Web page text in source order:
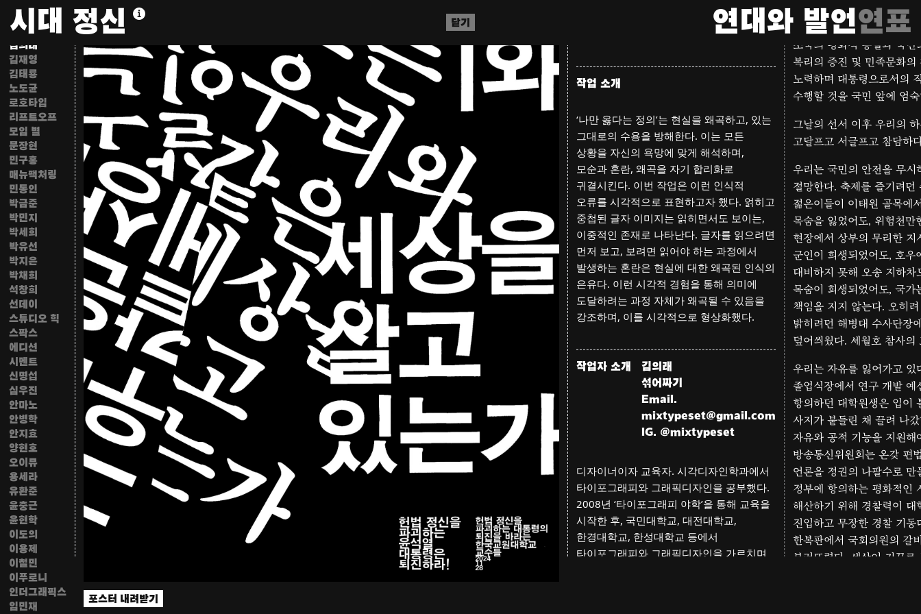
시대 정신 연대와 발언연표
닫기
김영철
김은지
김의래
김재영
김태룡
노도균
로호타입
리프트오프
모임 별
문장현
민구홍
매뉴팩처링
민동인
박금준
박민지
박세희
박유선
박지은
박채희
석창희
선데이
스튜디오 힉
스팍스
에디션
시멘트
신명섭
심우진
안마노
안병학
안지효
양현호
오이뮤
용세라
유환준
윤충근
윤현학
이도의
이용제
이철민
이푸로니
인더그래픽스
임민재
포스터 내려받기
헌법 정신을 파괴하는 대통령의 퇴진을
바라는 한국교원대학교 교수들
작업 소개
‘나만 옳다는 정의’는 현실을 왜곡하고, 있는
그대로의 수용을 방해한다. 이는 모든
상황을 자신의 욕망에 맞게 해석하며,
모순과 혼란, 왜곡을 자기 합리화로
귀결시킨다. 이번 작업은 이런 인식적
오류를 시각적으로 표현하고자 했다. 얽히고
중첩된 글자 이미지는 읽히면서도 보이는,
이중적인 존재로 나타난다. 글자를 읽으려면
먼저 보고, 보려면 읽어야 하는 과정에서
발생하는 혼란은 현실에 대한 왜곡된 인식의
은유다. 이런 시각적 경험을 통해 의미에
도달하려는 과정 자체가 왜곡될 수 있음을
강조하며, 이를 시각적으로 형상화했다.
작업자 소개
김의래
섞어짜기
Email.
mixtypeset@gmail.com
IG. @mixtypeset
디자이너이자 교육자. 시각디자인학과에서
타이포그래피와 그래픽디자인을 공부했다.
2008년 ‘타이포그래피 야학’을 통해 교육을
시작한 후, 국민대학교, 대전대학교,
한경대학교, 한성대학교 등에서
타이포그래피와 그래픽디자인을 가르치며
“나는 헌법을 준수하고 국
조국의 평화적 통일과 국민
복리의 증진 및 민족문화의
노력하며 대통령으로서의
수행할 것을 국민 앞에 엄
그날의 선서 이후 우리의
고달프고 서글프고 참담하
우리는 국민의 안전을 무시
절망한다. 축제를 즐기려던
젊은이들이 이태원 골목에
목숨을 잃었어도, 위험천만
현장에서 상부의 무리한 지
군인이 희생되었어도, 호우
대비하지 못해 오송 지하차
목숨이 희생되었어도, 국가
책임을 지지 않는다. 오히
밝히려던 해병대 수사단장
덮어씌웠다. 세월호 참사의
우리는 자유를 잃어가고 있
졸업식장에서 연구 개발 예
항의하던 대학원생은 입이
사지가 붙들린 채 끌려 나
자유와 공적 기능을 지원해
방송통신위원회는 온갖 편
언론을 정권의 나팔수로 만
정부에 항의하는 평화적인
해산하기 위해 경찰력이 대
진입하고 무장한 경찰 기동
한복판에서 국회의원의 갈
부러뜨렸다. 세상이 거꾸로